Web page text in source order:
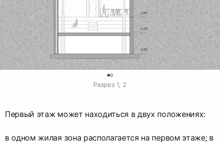
Разрез 1, 2
Первый этаж может находиться в двух положениях:
в одном жилая зона располагается на первом этаже; в